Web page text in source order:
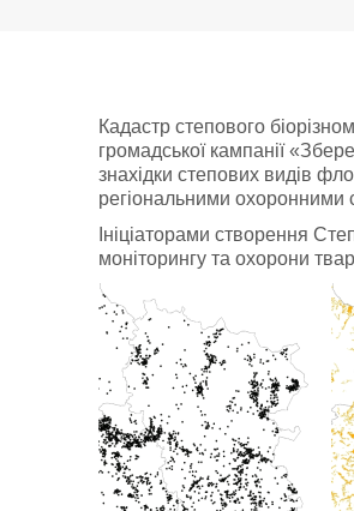
Кадастр степового
громадської кампанії
знахідки степових видів
регіональними охоронними
Ініціаторами створення
моніторингу та охорони